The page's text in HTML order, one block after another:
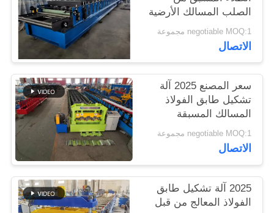
الصلب المسالك الأرضية
طابق حلبة طائرة صناعة
آلة
negotiable MOQ:1 مجموعة
الاتصال
سعر المصنع 2025 آلة
تشكيل طابق الفولاذ
المسالك المسبقة
negotiable MOQ:1 مجموعة
الاتصال
2025 آلة تشكيل طابق
الفولاذ المعالج من قبل